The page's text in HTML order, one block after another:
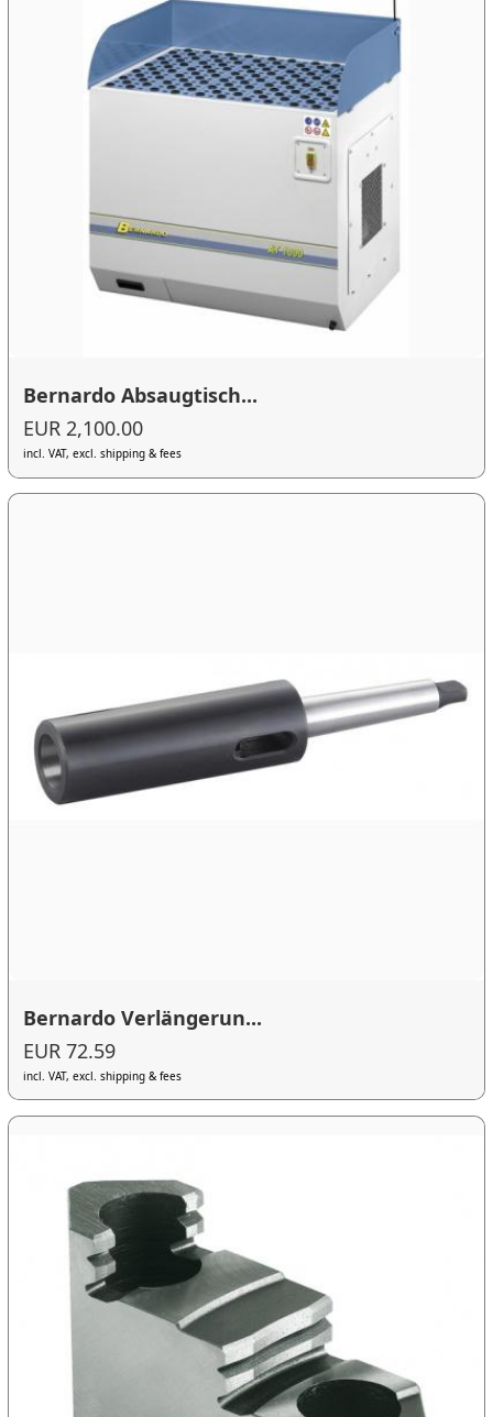
Bernardo Absaugtisch...
EUR 2,100.00
incl. VAT, excl. shipping & fees
Bernardo Verlängerun...
EUR 72.59
incl. VAT, excl. shipping & fees